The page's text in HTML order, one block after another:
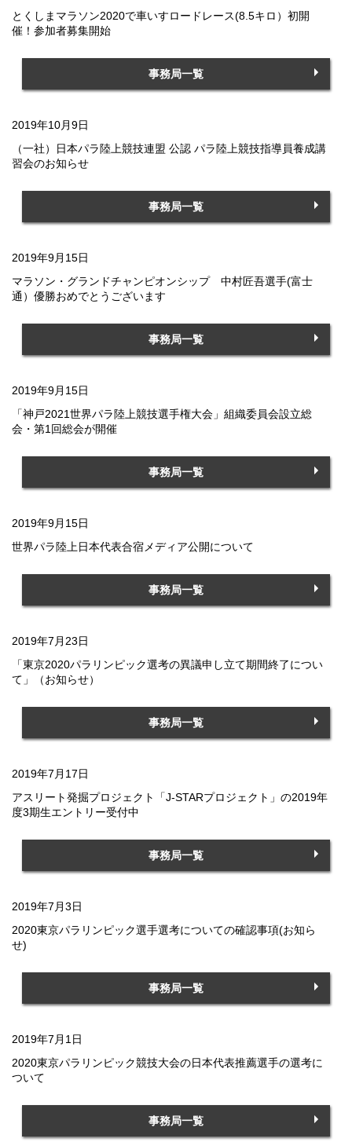
とくしまマラソン2020で車いすロードレース(8.5キロ）初開
催！参加者募集開始
事務局一覧
2019年10月9日
（一社）日本パラ陸上競技連盟 公認 パラ陸上競技指導員養成講
習会のお知らせ
事務局一覧
2019年9月15日
マラソン・グランドチャンピオンシップ 中村匠吾選手(富士
通）優勝おめでとうございます
事務局一覧
2019年9月15日
「神戸2021世界パラ陸上競技選手権大会」組織委員会設立総
会・第1回総会が開催
事務局一覧
2019年9月15日
世界パラ陸上日本代表合宿メディア公開について
事務局一覧
2019年7月23日
「東京2020パラリンピック選考の異議申し立て期間終了につい
て」（お知らせ）
事務局一覧
2019年7月17日
アスリート発掘プロジェクト「J-STARプロジェクト」の2019年
度3期生エントリー受付中
事務局一覧
2019年7月3日
2020東京パラリンピック選手選考についての確認事項(お知ら
せ)
事務局一覧
2019年7月1日
2020東京パラリンピック競技大会の日本代表推薦選手の選考に
ついて
事務局一覧